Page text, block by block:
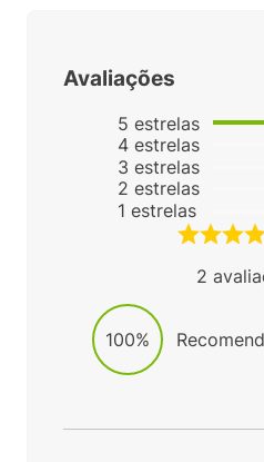
Avaliações
5 estrelas
4 estrelas
3 estrelas
2 estrelas
1 estrelas
2
100%